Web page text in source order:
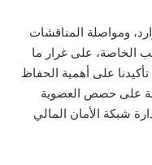
ومواصلة المناقشات
على غرار ما
على أهمية الحفاظ
على حصص العضوية
شبكة الأمان المالي